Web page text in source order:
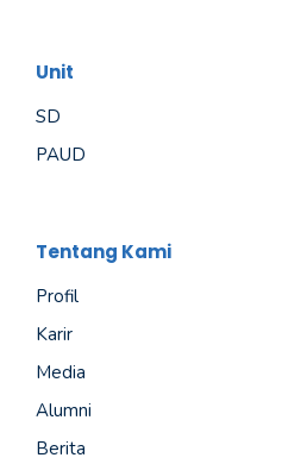
Unit
SD
PAUD
Tentang Kami
Profil
Karir
Media
Alumni
Berita